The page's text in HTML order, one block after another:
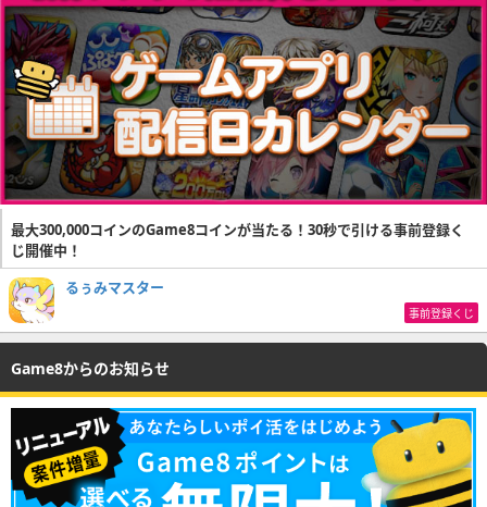
最大300,000コインのGame8コインが当たる！30秒で引ける事前登録く
じ開催中！
るぅみマスター
事前登録くじ
Game8からのお知らせ